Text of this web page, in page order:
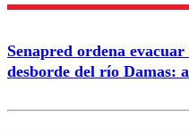
Senapred ordena
desborde del río Damas: